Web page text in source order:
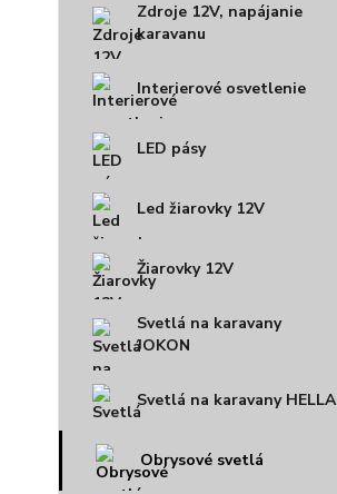
Zdroje 12V, napájanie
karavanu
Interierové osvetlenie
LED pásy
Led žiarovky 12V
Žiarovky 12V
Svetlá na karavany
JOKON
Svetlá na karavany HELLA
Obrysové svetlá